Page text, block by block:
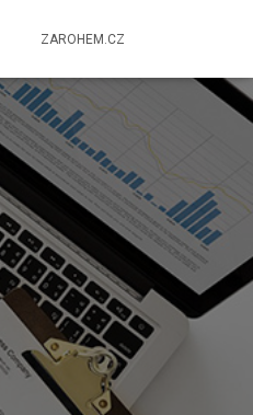
ZAROHEM.CZ